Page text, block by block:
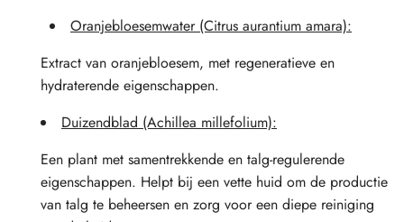
Oranjebloesemwater (Citrus aurantium amara):
Extract van oranjebloesem, met regeneratieve en
hydraterende eigenschappen.
Duizendblad (Achillea millefolium):
Een plant met samentrekkende en talg-regulerende
eigenschappen. Helpt bij een vette huid om de productie
van talg te beheersen en zorg voor een diepe reiniging